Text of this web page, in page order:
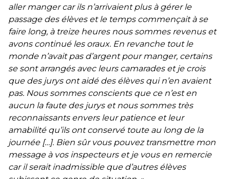
aller manger car ils n’arrivaient plus à gérer le
passage des élèves et le temps commençait à se
faire long, à treize heures nous sommes revenus et
avons continué les oraux. En revanche tout le
monde n’avait pas d’argent pour manger, certains
se sont arrangés avec leurs camarades et je crois
que des jurys ont aidé des élèves qui n’en avaient
pas. Nous sommes conscients que ce n’est en
aucun la faute des jurys et nous sommes très
reconnaissants envers leur patience et leur
amabilité qu’ils ont conservé toute au long de la
journée […]. Bien sûr vous pouvez transmettre mon
message à vos inspecteurs et je vous en remercie
car il serait inadmissible que d’autres élèves